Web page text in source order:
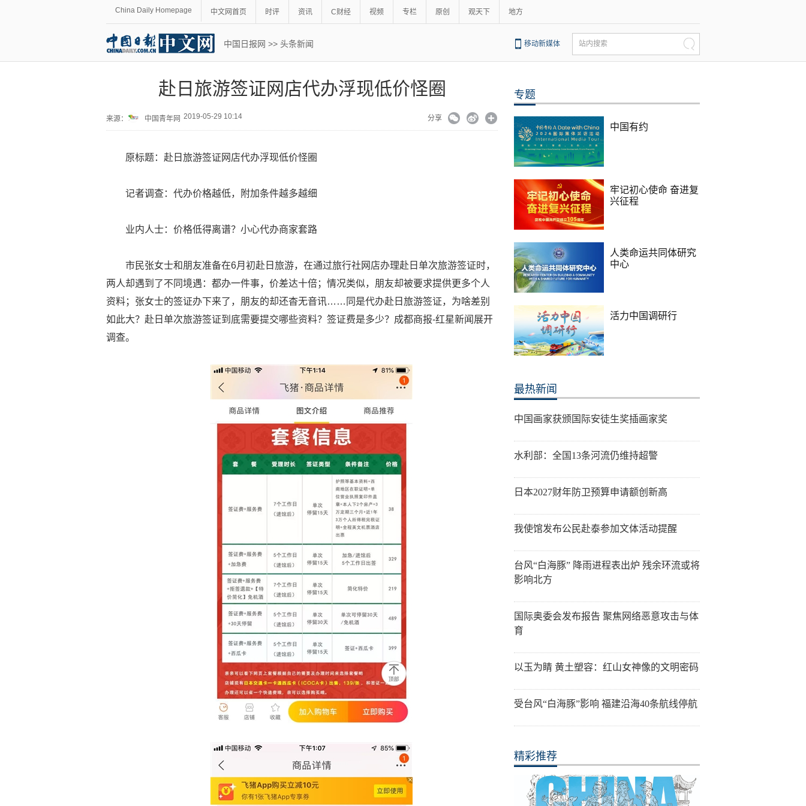
China Daily Homepage 中文网首页 时评 资讯 C财经 视频 专栏 原创 观天下 地方
中国日报网 >> 头条新闻 移动新媒体 站内搜索
赴日旅游签证网店代办浮现低价怪圈
来源： 中国青年网 2019-05-29 10:14 分享
原标题：赴日旅游签证网店代办浮现低价怪圈
记者调查：代办价格越低，附加条件越多越细
业内人士：价格低得离谱？小心代办商家套路
市民张女士和朋友准备在6月初赴日旅游，在通过旅行社网店办理赴日单次旅游签证时，
两人却遇到了不同境遇：都办一件事，价差达十倍；情况类似，朋友却被要求提供更多个人
资料；张女士的签证办下来了，朋友的却还杳无音讯……同是代办赴日旅游签证，为啥差别
如此大？赴日单次旅游签证到底需要提交哪些资料？签证费是多少？成都商报-红星新闻展开
调查。
专题
中国有约
牢记初心使命 奋进复
兴征程
人类命运共同体研究
中心
活力中国调研行
最热新闻
中国画家获颁国际安徒生奖插画家奖
水利部：全国13条河流仍维持超警
日本2027财年防卫预算申请额创新高
我使馆发布公民赴泰参加文体活动提醒
台风“白海豚” 降雨进程表出炉 残余环流或将
影响北方
国际奥委会发布报告 聚焦网络恶意攻击与体
育
以玉为睛 黄土塑容：红山女神像的文明密码
受台风“白海豚”影响 福建沿海40条航线停航
精彩推荐